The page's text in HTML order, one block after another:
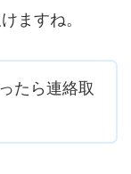
ますね。
たら連絡取